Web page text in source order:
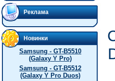
Реклама
Новинки
Samsung - GT-B5510
(Galaxy Y Pro)
Samsung - GT-B5512
(Galaxy Y Pro Duos)